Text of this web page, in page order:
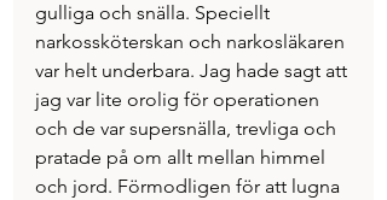
gulliga och snälla. Speciellt
narkossköterskan och narkosläkaren
var helt underbara. Jag hade sagt att
jag var lite orolig för operationen
och de var supersnälla, trevliga och
pratade på om allt mellan himmel
och jord. Förmodligen för att lugna